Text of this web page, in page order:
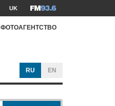
UK
ФОТОАГЕНТСТВО
RU EN